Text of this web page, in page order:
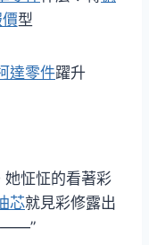
型
達零件躍升
她怔怔的看著彩
芯就見彩修露出
——”